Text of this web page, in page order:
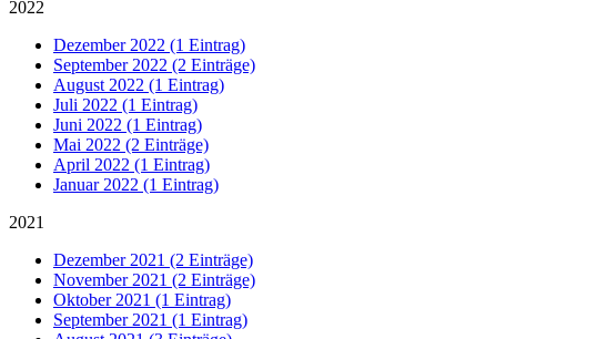
2022
Dezember 2022 (1 Eintrag)
September 2022 (2 Einträge)
August 2022 (1 Eintrag)
Juli 2022 (1 Eintrag)
Juni 2022 (1 Eintrag)
Mai 2022 (2 Einträge)
April 2022 (1 Eintrag)
Januar 2022 (1 Eintrag)
2021
Dezember 2021 (2 Einträge)
November 2021 (2 Einträge)
Oktober 2021 (1 Eintrag)
September 2021 (1 Eintrag)